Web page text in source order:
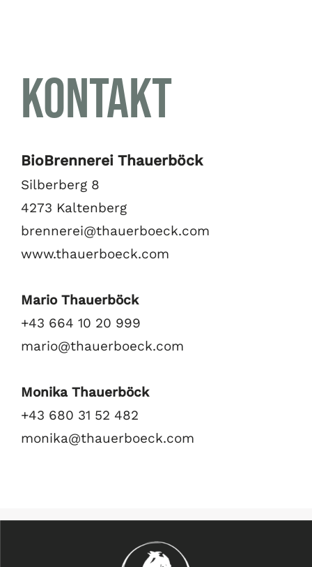
Kontakt
BioBrennerei Thauerböck
Silberberg 8
4273 Kaltenberg
brennerei@thauerboeck.com
www.thauerboeck.com
Mario Thauerböck
+43 664 10 20 999
mario@thauerboeck.com
Monika Thauerböck
+43 680 31 52 482
monika@thauerboeck.com